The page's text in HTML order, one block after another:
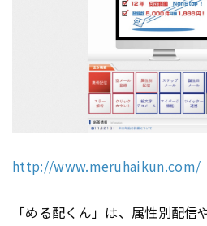
http://www.meruhaikun.com/
「める配くん」は、属性別配